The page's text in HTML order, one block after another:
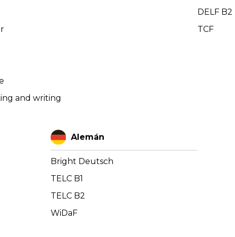
and writing
DELF B2
TCF
Alemán
Bright Deutsch
TELC B1
TELC B2
WiDaF